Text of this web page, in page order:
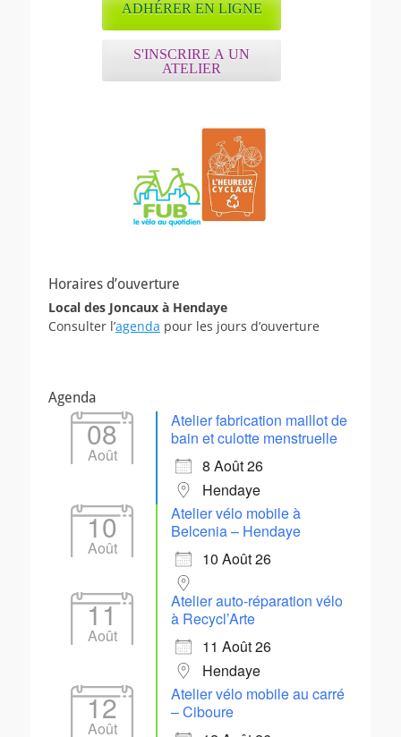
ADHÉRER EN LIGNE
S'INSCRIRE A UN
ATELIER
Horaires d’ouverture
Local des Joncaux à Hendaye
Consulter l’agenda pour les jours d’ouverture
Agenda
08
Août
Atelier fabrication maillot de
bain et culotte menstruelle
8 Août 26
Hendaye
10
Août
Atelier vélo mobile à
Belcenia – Hendaye
10 Août 26
11
Août
Atelier auto-réparation vélo
à Recycl’Arte
11 Août 26
Hendaye
12
Août
Atelier vélo mobile au carré
– Ciboure